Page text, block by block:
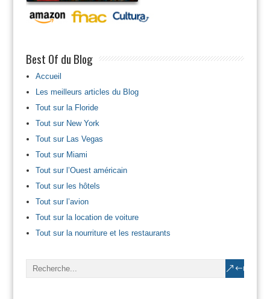
Best Of du Blog
Accueil
Les meilleurs articles du Blog
Tout sur la Floride
Tout sur New York
Tout sur Las Vegas
Tout sur Miami
Tout sur l’Ouest américain
Tout sur les hôtels
Tout sur l’avion
Tout sur la location de voiture
Tout sur la nourriture et les restaurants